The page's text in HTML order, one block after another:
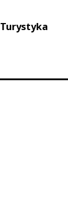
Turystyka